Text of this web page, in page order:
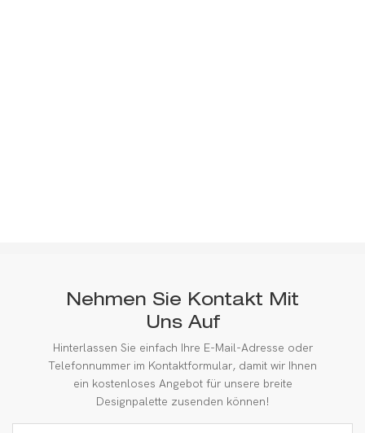
Nehmen Sie Kontakt Mit
Uns Auf
Hinterlassen Sie einfach Ihre E-Mail-Adresse oder
Telefonnummer im Kontaktformular, damit wir Ihnen
ein kostenloses Angebot für unsere breite
Designpalette zusenden können!